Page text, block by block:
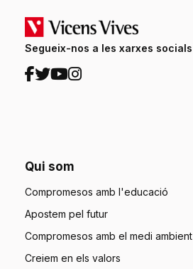
Segueix-nos a les xarxes socials
Qui som
Compromesos amb l'educació
Apostem pel futur
Compromesos amb el medi ambient
Creiem en els valors